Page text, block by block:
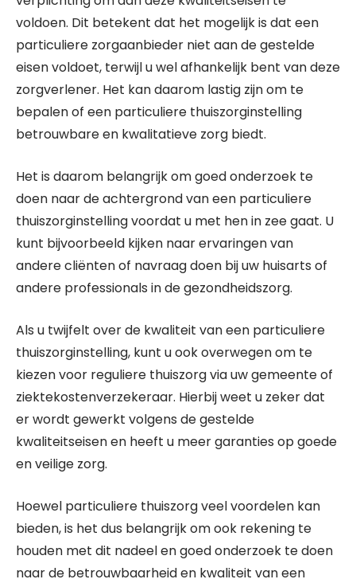
voldoen. Dit betekent dat het mogelijk is dat een
particuliere zorgaanbieder niet aan de gestelde
eisen voldoet, terwijl u wel afhankelijk bent van deze
zorgverlener. Het kan daarom lastig zijn om te
bepalen of een particuliere thuiszorginstelling
betrouwbare en kwalitatieve zorg biedt.
Het is daarom belangrijk om goed onderzoek te
doen naar de achtergrond van een particuliere
thuiszorginstelling voordat u met hen in zee gaat. U
kunt bijvoorbeeld kijken naar ervaringen van
andere cliënten of navraag doen bij uw huisarts of
andere professionals in de gezondheidszorg.
Als u twijfelt over de kwaliteit van een particuliere
thuiszorginstelling, kunt u ook overwegen om te
kiezen voor reguliere thuiszorg via uw gemeente of
ziektekostenverzekeraar. Hierbij weet u zeker dat
er wordt gewerkt volgens de gestelde
kwaliteitseisen en heeft u meer garanties op goede
en veilige zorg.
Hoewel particuliere thuiszorg veel voordelen kan
bieden, is het dus belangrijk om ook rekening te
houden met dit nadeel en goed onderzoek te doen
naar de betrouwbaarheid en kwaliteit van een